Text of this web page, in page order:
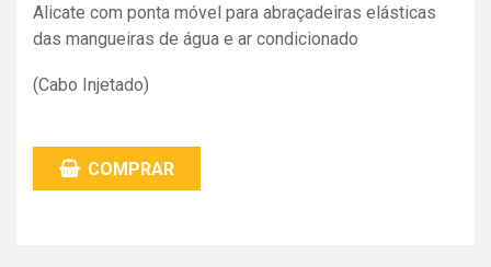
Alicate com ponta móvel para abraçadeiras elásticas
das mangueiras de água e ar condicionado
(Cabo Injetado)
COMPRAR